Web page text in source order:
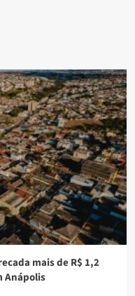
mais de R$ 1,2
Anápolis